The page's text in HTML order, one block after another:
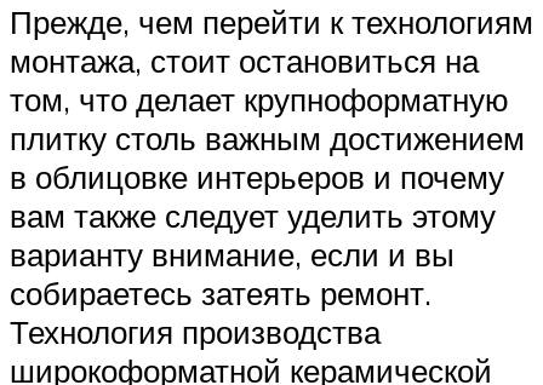
Прежде, чем перейти к технологиям
монтажа, стоит остановиться на
том, что делает крупноформатную
плитку столь важным достижением
в облицовке интерьеров и почему
вам также следует уделить этому
варианту внимание, если и вы
собираетесь затеять ремонт.
Технология производства
широкоформатной керамической